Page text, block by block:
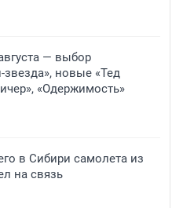
— выбор
звезда», новые «Тед
«Одержимость»
в Сибири самолета из
на связь